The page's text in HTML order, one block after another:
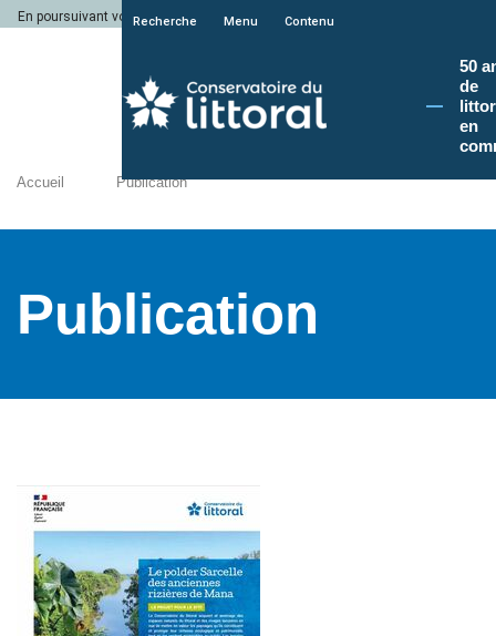
En poursuivant votre navigation sur le site du Conservatoire du littoral, vous
Recherche Menu Contenu
50
de
en
Accueil Publication
Publication